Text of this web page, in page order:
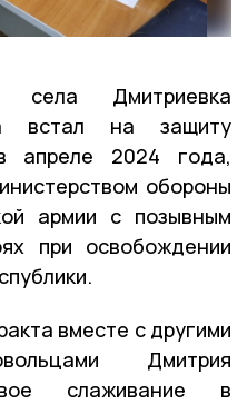
Дмитриевка
встал на защиту
апреле 2024 года,
обороны
армии с позывным
при освобождении
вместе с другими
Дмитрия
слаживание в